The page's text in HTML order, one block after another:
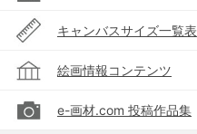
キャンバスサイズ一覧表
絵画情報コンテンツ
e-画材.com 投稿作品集